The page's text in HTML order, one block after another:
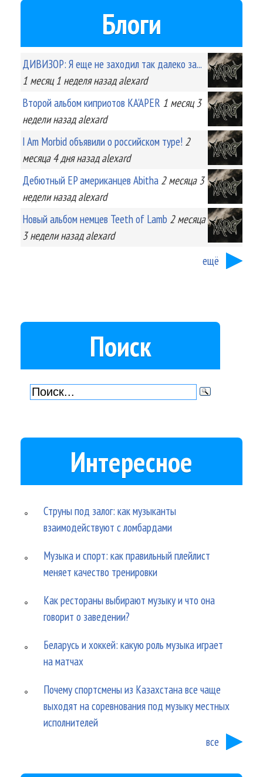
Блоги
ДИВИЗОР: Я еще не заходил так далеко за...
1 месяц 1 неделяназад alexard
Второй альбом киприотов KA'APER 1 месяц 3
неделиназад alexard
I Am Morbid объявили о российском туре! 2
месяца 4 дняназад alexard
Дебютный EP американцев Abitha 2 месяца 3
неделиназад alexard
Новый альбом немцев Teeth of Lamb 2 месяца
3 неделиназад alexard
ещё
Поиск
Интересное
Струны под залог: как музыканты
взаимодействуют с ломбардами
Музыка и спорт: как правильный плейлист
меняет качество тренировки
Как рестораны выбирают музыку и что она
говорит о заведении?
Беларусь и хоккей: какую роль музыка играет
на матчах
Почему спортсмены из Казахстана все чаще
выходят на соревнования под музыку местных
исполнителей
все